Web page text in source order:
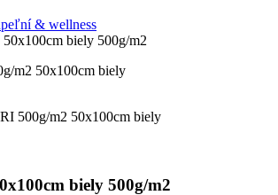
& wellness
biely 500g/m2
biely 500g/m2